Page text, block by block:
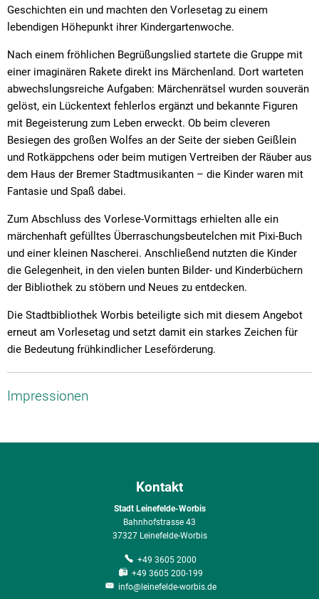
Geschichten ein und machten den Vorlesetag zu einem
lebendigen Höhepunkt ihrer Kindergartenwoche.
Nach einem fröhlichen Begrüßungslied startete die Gruppe mit
einer imaginären Rakete direkt ins Märchenland. Dort warteten
abwechslungsreiche Aufgaben: Märchenrätsel wurden souverän
gelöst, ein Lückentext fehlerlos ergänzt und bekannte Figuren
mit Begeisterung zum Leben erweckt. Ob beim cleveren
Besiegen des großen Wolfes an der Seite der sieben Geißlein
und Rotkäppchens oder beim mutigen Vertreiben der Räuber aus
dem Haus der Bremer Stadtmusikanten – die Kinder waren mit
Fantasie und Spaß dabei.
Zum Abschluss des Vorlese-Vormittags erhielten alle ein
märchenhaft gefülltes Überraschungsbeutelchen mit Pixi-Buch
und einer kleinen Nascherei. Anschließend nutzten die Kinder
die Gelegenheit, in den vielen bunten Bilder- und Kinderbüchern
der Bibliothek zu stöbern und Neues zu entdecken.
Die Stadtbibliothek Worbis beteiligte sich mit diesem Angebot
erneut am Vorlesetag und setzt damit ein starkes Zeichen für
die Bedeutung frühkindlicher Leseförderung.
Impressionen
Kontakt
Stadt Leinefelde-Worbis
Bahnhofstrasse 43
37327 Leinefelde-Worbis
+49 3605 2000
+49 3605 200-199
info@leinefelde-worbis.de